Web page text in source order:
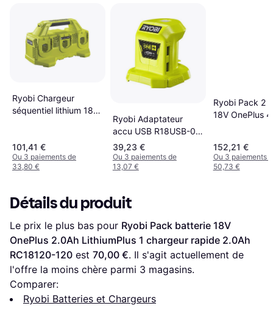
Ryobi Chargeur
séquentiel lithium 18V
101,41 €
Ou 3 paiements de
33,80 €
Ryobi Adaptateur
accu USB R18USB-0
5133004381 18 V 1
pc(s)
39,23 €
Ou 3 paiements de
13,07 €
Ryobi Pack 2
18V OnePlus
RC18120-242
152,21 €
Ou 3 paiements
50,73 €
Détails du produit
Le prix le plus bas pour Ryobi Pack batterie 18V
OnePlus 2.0Ah LithiumPlus 1 chargeur rapide 2.0Ah
RC18120-120 est 70,00 €. Il s'agit actuellement de
l'offre la moins chère parmi 3 magasins.
Comparer:
Ryobi Batteries et Chargeurs